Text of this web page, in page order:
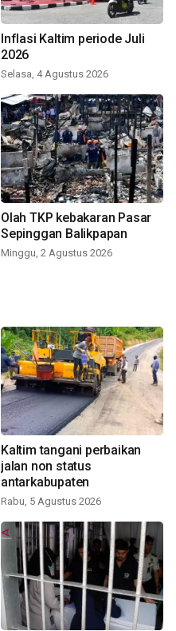
Inflasi Kaltim periode Juli
2026
Selasa, 4 Agustus 2026
Olah TKP kebakaran Pasar
Sepinggan Balikpapan
Minggu, 2 Agustus 2026
Kaltim tangani perbaikan
jalan non status
antarkabupaten
Rabu, 5 Agustus 2026